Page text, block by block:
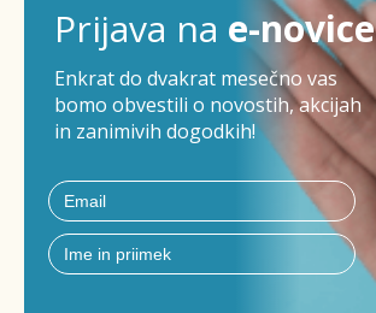
Prijava na e-novice
Enkrat do dvakrat mesečno vas
bomo obvestili o novostih, akcijah
in zanimivih dogodkih!